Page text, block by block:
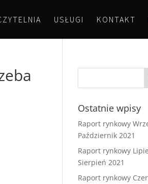
USŁUGI KONTAKT
Ostatnie wpisy
Raport rynkowy
Październik 2021
Raport rynkowy
Sierpień 2021
Raport rynkowy